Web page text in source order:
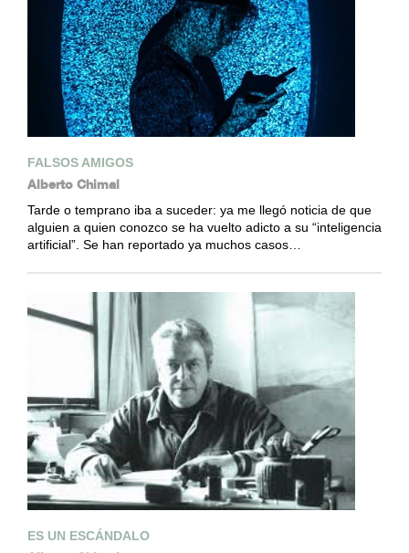
FALSOS AMIGOS
Alberto Chimal
Tarde o temprano iba a suceder: ya me llegó noticia de que
alguien a quien conozco se ha vuelto adicto a su “inteligencia
artificial”. Se han reportado ya muchos casos…
ES UN ESCÁNDALO